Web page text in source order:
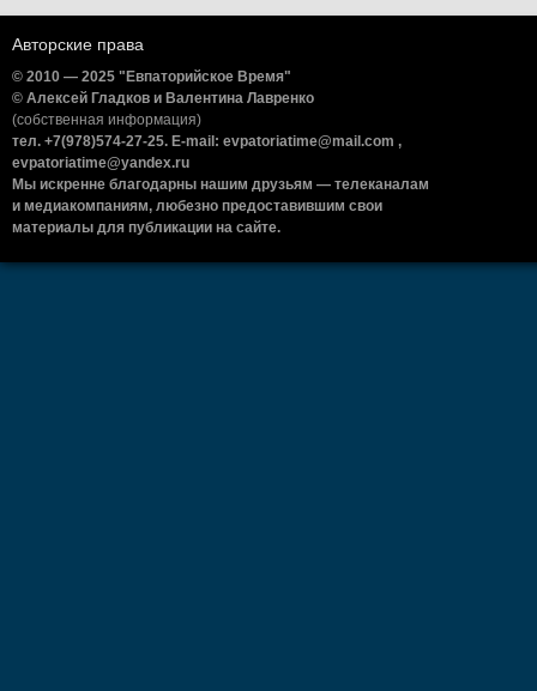
Авторские права
© 2010 — 2025 "Евпаторийское Время"
© Алексей Гладков и Валентина Лавренко
(собственная информация)
тел. +7(978)574-27-25. E-mail: evpatoriatime@mail.com ,
evpatoriatime@yandex.ru
Мы искренне благодарны нашим друзьям — телеканалам
и медиакомпаниям, любезно предоставившим свои
материалы для публикации на сайте.